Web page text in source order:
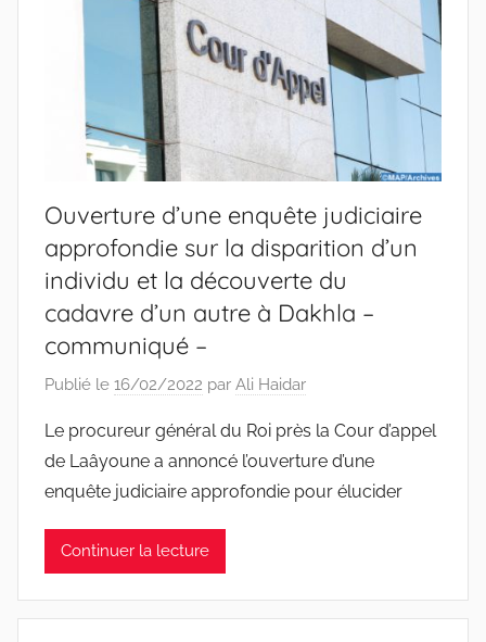
Ouverture d’une enquête judiciaire
approfondie sur la disparition d’un
individu et la découverte du
cadavre d’un autre à Dakhla –
communiqué –
Publié le 16/02/2022 par Ali Haidar
Le procureur général du Roi près la Cour d’appel
de Laâyoune a annoncé l’ouverture d’une
enquête judiciaire approfondie pour élucider
Continuer la lecture